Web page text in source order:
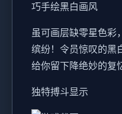
巧手绘黑白画风
虽可画层缺零星色彩
缤纷！令员惊叹的黑
给你留下降绝妙的复
独特搏斗显示